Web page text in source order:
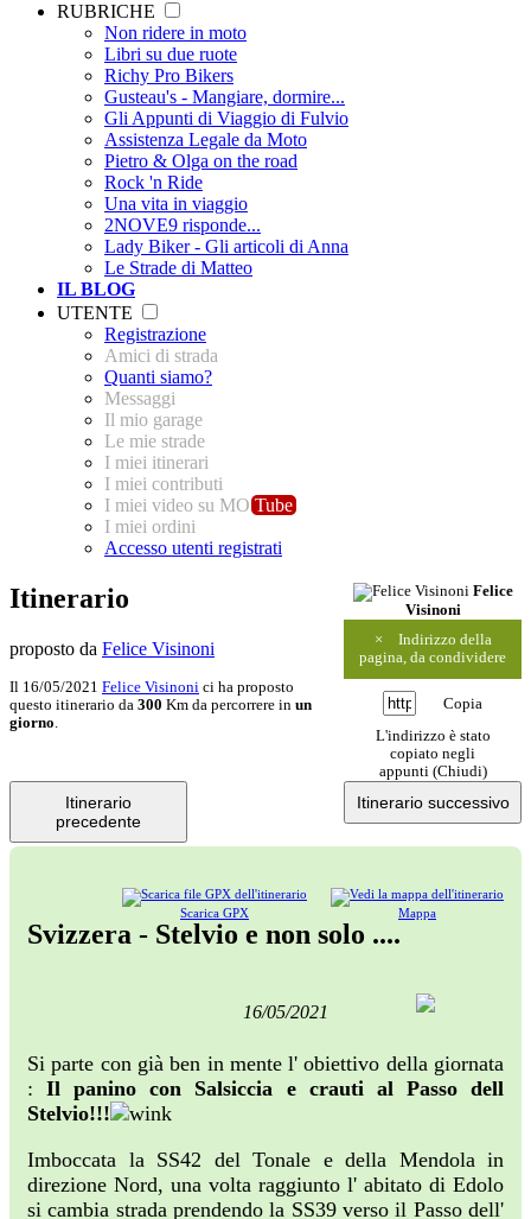
RUBRICHE
Non ridere in moto
Libri su due ruote
Richy Pro Bikers
Gusteau's - Mangiare, dormire...
Gli Appunti di Viaggio di Fulvio
Assistenza Legale da Moto
Pietro & Olga on the road
Rock 'n Ride
Una vita in viaggio
2NOVE9 risponde...
Lady Biker - Gli articoli di Anna
Le Strade di Matteo
IL BLOG
UTENTE
Registrazione
Amici di strada
Quanti siamo?
Messaggi
Il mio garage
Le mie strade
I miei itinerari
I miei contributi
I miei video su MO Tube
I miei ordini
Accesso utenti registrati
Felice
Visinoni
×
Indirizzo della
pagina, da condividere
Copia
L'indirizzo è stato
copiato negli
appunti (Chiudi)
Itinerario
proposto da Felice Visinoni
Il 16/05/2021 Felice Visinoni ci ha proposto
questo itinerario da 300 Km da percorrere in un
giorno.
Itinerario
precedente
Itinerario successivo
Mappa
Scarica GPX
Svizzera - Stelvio e non solo ....
16/05/2021
Si parte con già ben in mente l' obiettivo della giornata
: Il panino con Salsiccia e crauti al Passo dell
Stelvio!!!
Imboccata la SS42 del Tonale e della Mendola in
direzione Nord, una volta raggiunto l' abitato di Edolo
si cambia strada prendendo la SS39 verso il Passo dell'